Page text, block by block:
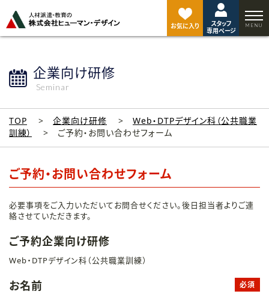
お気に入り
スタッフ
専用ページ
企業向け研修
Seminar
TOP 企業向け研修
Web・DTPデザイン科（公共職業
訓練）
ご予約・お問い合わせフォーム
ご予約・お問い合わせフォーム
必要事項をご入力いただいてお問合せください。後日担当者よりご連
絡させていただきます。
ご予約企業向け研修
Web・DTPデザイン科（公共職業訓練）
お名前 必須
ジ
ト